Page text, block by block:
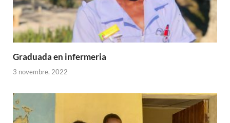
Graduada en infermeria
3 novembre, 2022